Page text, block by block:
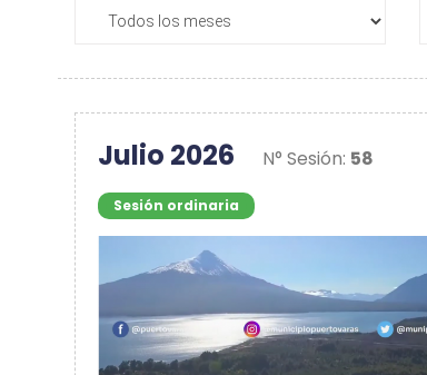
Julio 2026 N° Sesión: 58
Sesión ordinaria